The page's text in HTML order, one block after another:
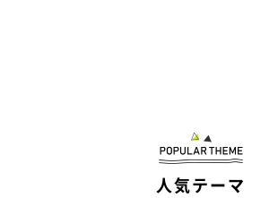
人気テーマ